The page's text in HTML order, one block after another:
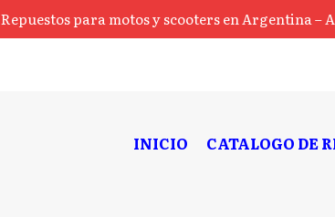
Repuestos para motos y scooters en Argentina –
INICIO CATALOGO DE